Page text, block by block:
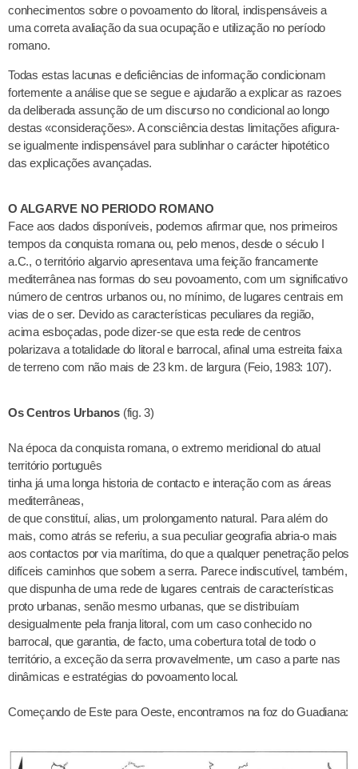
conhecimentos sobre o povoamento do litoral, indispensáveis a
uma correta avaliação da sua ocupação e utilização no período
romano.
Todas estas lacunas e deficiências de informação condicionam
fortemente a análise que se segue e ajudarão a explicar as razoes
da deliberada assunção de um discurso no condicional ao longo
destas «considerações». A consciência destas limitações afigura-
se igualmente indispensável para sublinhar o carácter hipotético
das explicações avançadas.
O ALGARVE NO PERIODO ROMANO
Face aos dados disponíveis, podemos afirmar que, nos primeiros
tempos da conquista romana ou, pelo menos, desde o século I
a.C., o território algarvio apresentava uma feição francamente
mediterrânea nas formas do seu povoamento, com um significativo
número de centros urbanos ou, no mínimo, de lugares centrais em
vias de o ser. Devido as características peculiares da região,
acima esboçadas, pode dizer-se que esta rede de centros
polarizava a totalidade do litoral e barrocal, afinal uma estreita faixa
de terreno com não mais de 23 km. de largura (Feio, 1983: 107).
Os Centros Urbanos(fig. 3)
Na época da conquista romana, o extremo meridional do atual
território português
tinha já uma longa historia de contacto e interação com as áreas
mediterrâneas,
de que constituí, alias, um prolongamento natural. Para além do
mais, como atrás se referiu, a sua peculiar geografia abria-o mais
aos contactos por via marítima, do que a qualquer penetração pelos
difíceis caminhos que sobem a serra. Parece indiscutível, também,
que dispunha de uma rede de lugares centrais de características
proto urbanas, senão mesmo urbanas, que se distribuíam
desigualmente pela franja litoral, com um caso conhecido no
barrocal, que garantia, de facto, uma cobertura total de todo o
território, a exceção da serra provavelmente, um caso a parte nas
dinâmicas e estratégias do povoamento local.
Começando de Este para Oeste, encontramos na foz do Guadiana: